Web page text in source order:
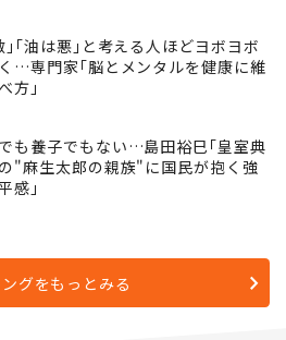
｣｢油は悪｣と考える人ほどヨボヨボ
…専門家｢脳とメンタルを健康に維
方｣
も養子でもない…島田裕巳｢皇室典
"麻生太郎の親族"に国民が抱く強
感｣
グをもっとみる